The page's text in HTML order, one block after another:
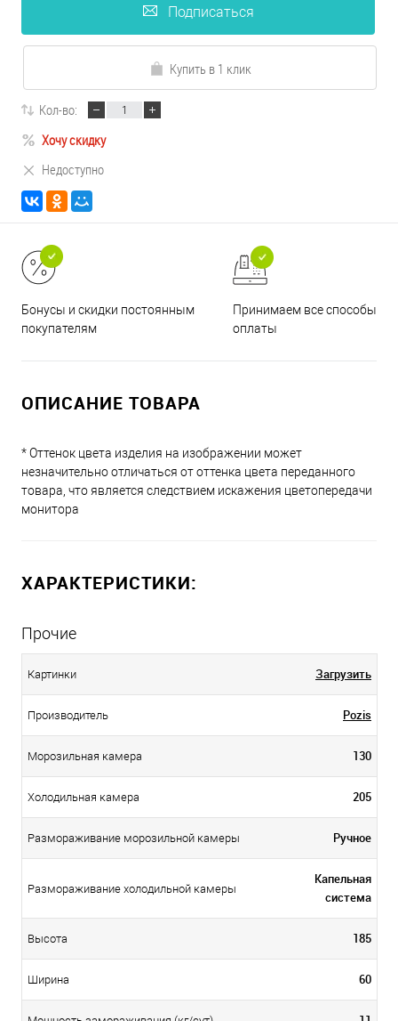
Подписаться
Купить в 1 клик
Кол-во:
Хочу скидку
Недоступно
Бонусы и скидки постоянным
покупателям
Принимаем все способы
оплаты
ОПИСАНИЕ ТОВАРА
* Оттенок цвета изделия на изображении может
незначительно отличаться от оттенка цвета переданного
товара, что является следствием искажения цветопередачи
монитора
ХАРАКТЕРИСТИКИ:
Прочие
Картинки Загрузить
Производитель Pozis
Морозильная камера 130
Холодильная камера 205
Размораживание морозильной камеры Ручное
Размораживание холодильной камеры
Капельная
система
Высота 185
Ширина 60